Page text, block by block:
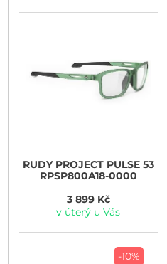
RUDY PROJECTPULSE 53
RPSP800A18-0000
3 899 Kč
v úterý u Vás
-10%